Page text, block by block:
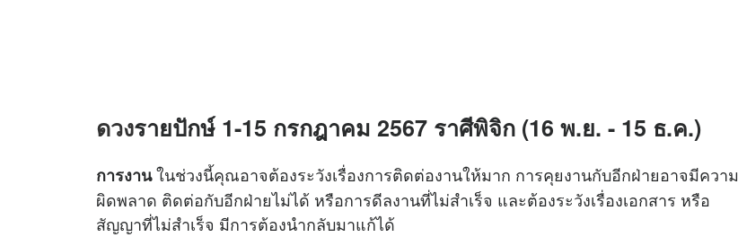
ดวงรายปักษ์ 1-15 กรกฎาคม 2567 ราศีพิจิก (16 พ.ย. - 15 ธ.ค.)
การงานในช่วงนี้คุณอาจต้องระวังเรื่องการติดต่องานให้มาก การคุยงานกับอีกฝ่ายอาจมีความ
ผิดพลาด ติดต่อกับอีกฝ่ายไม่ได้ หรือการดีลงานที่ไม่สำเร็จ และต้องระวังเรื่องเอกสาร หรือ
สัญญาที่ไม่สำเร็จ มีการต้องนำกลับมาแก้ได้